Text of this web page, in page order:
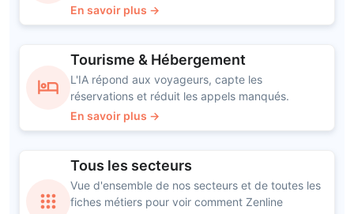
En savoir plus →
hotel
Tourisme & Hébergement
L'IA répond aux voyageurs, capte les
réservations et réduit les appels manqués.
En savoir plus →
apps
Tous les secteurs
Vue d'ensemble de nos secteurs et de toutes les
fiches métiers pour voir comment Zenline